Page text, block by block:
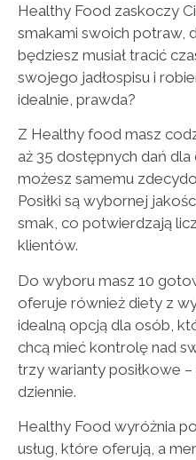
Healthy Food zaskoczy
smakami swoich potraw,
będziesz musiał tracić
swojego jadłospisu i
idealnie, prawda?
Z Healthy food masz
aż 35 dostępnych dań
możesz samemu
Posiłki są wybornej
smak, co potwierdzają
klientów.
Do wyboru masz 10
oferuje również diety z
idealną opcją dla osób,
chcą mieć kontrolę nad
trzy warianty posiłkowe –
dziennie.
Healthy Food wyróżnia
usług, które oferują, a